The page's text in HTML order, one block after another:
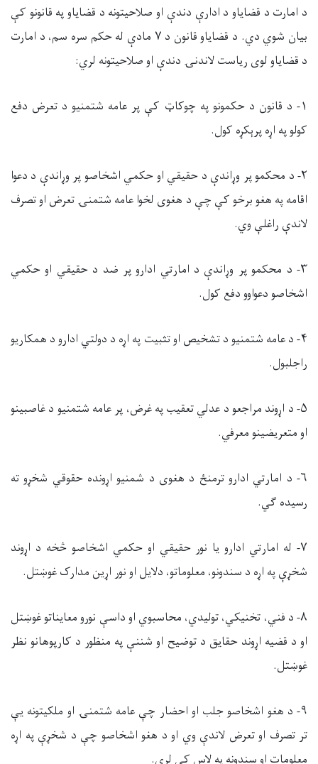
د امارت د قضایاو د ادارې دندې او صلاحیتونه د قضایاو په قانونو کې
بیان شوي دي. د قضایاو قانون د ۷ مادې له حکم سره سم، د امارت
د قضایاو لوی ریاست لاندنۍ دندې او صلاحیتونه لري:
۱- د قانون د حکمونو په چوکاټ کې پر عامه شتمنیو د تعرض دفع
کولو په اړه پرېکړه کول.
۲- د محکمو پر وړاندې د حقیقي او حکمي اشخاصو پر وړاندې د دعوا
اقامه په هغو برخو کې چې د هغوی لخوا عامه شتمنۍ تعرض او تصرف
لاندې راغلې وي.
۳- د محکمو پر وړاندې د امارتي ادارو پر ضد د حقیقي او حکمي
اشخاصو دعواوو دفع کول.
۴- د عامه شتمنیو د تشخیص او تثبیت په اړه د دولتي ادارو د همکاریو
راجلبول.
۵- د اړوند مراجعو د عدلي تعقیب په غرض، پر عامه شتمنیو د غاصبینو
او متعریضینو معرفي.
۶- د امارتي ادارو ترمنځ د هغوی د شمنیو اړونده حقوقي شخړو ته
رسیده ګي.
۷- له امارتي ادارو یا نور حقیقي او حکمي اشخاصو څخه د اړوند
شخړې په اړه د سندونو، معلوماتو، دلایل او نور اړین مدارک غوښتل.
۸- د فني، تخنیکي، تولیدي، محاسبوي او داسې نورو معایناتو غوښتل
او د قضیه اړوند حقایق د توضیح او شننې په منظور د کارپوهانو نظر
غوښتل.
۹- د هغو اشخاصو جلب او احضار چې عامه شتمنۍ او ملکیتونه يې
تر تصرف او تعرض لاندې وي او د هغو اشخاصو چې د شخړې په اړه
معلومات او سندونه په لاس کې لري.